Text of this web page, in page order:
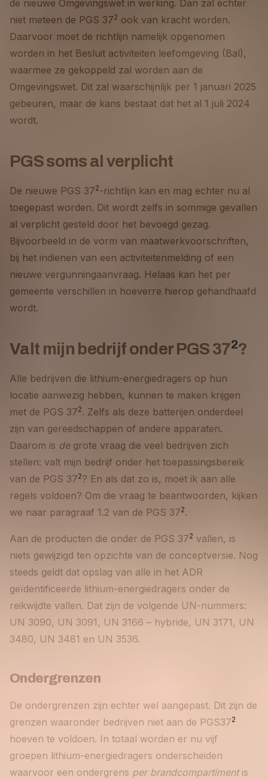
de nieuwe Omgevingswet in werking. Dan zal echter
niet meteen de PGS 372 ook van kracht worden.
Daarvoor moet de richtlijn namelijk opgenomen
worden in het Besluit activiteiten leefomgeving (Bal),
waarmee ze gekoppeld zal worden aan de
Omgevingswet. Dit zal waarschijnlijk per 1 januari 2025
gebeuren, maar de kans bestaat dat het al 1 juli 2024
wordt.
PGS soms al verplicht
De nieuwe PGS 372-richtlijn kan en mag echter nu al
toegepast worden. Dit wordt zelfs in sommige gevallen
al verplicht gesteld door het bevoegd gezag.
Bijvoorbeeld in de vorm van maatwerkvoorschriften,
bij het indienen van een activiteitenmelding of een
nieuwe vergunningaanvraag. Helaas kan het per
gemeente verschillen in hoeverre hierop gehandhaafd
wordt.
Valt mijn bedrijf onder PGS 372?
Alle bedrijven die lithium-energiedragers op hun
locatie aanwezig hebben, kunnen te maken krijgen
met de PGS 372. Zelfs als deze batterijen onderdeel
zijn van gereedschappen of andere apparaten.
Daarom is degrote vraag die veel bedrijven zich
stellen: valt mijn bedrijf onder het toepassingsbereik
van de PGS 372? En als dat zo is, moet ik aan alle
regels voldoen? Om die vraag te beantwoorden, kijken
we naar paragraaf 1.2 van de PGS 372.
Aan de producten die onder de PGS 372 vallen, is
niets gewijzigd ten opzichte van de conceptversie. Nog
steeds geldt dat opslag van alle in het ADR
geïdentificeerde lithium-energiedragers onder de
reikwijdte vallen. Dat zijn de volgende UN-nummers:
UN 3090, UN 3091, UN 3166 – hybride, UN 3171, UN
3480, UN 3481 en UN 3536.
Ondergrenzen
De ondergrenzen zijn echter wel aangepast. Dit zijn de
grenzen waaronder bedrijven niet aan de PGS372
hoeven te voldoen. In totaal worden er nu vijf
groepen lithium-energiedragers onderscheiden
waarvoor een ondergrens per brandcompartimentis